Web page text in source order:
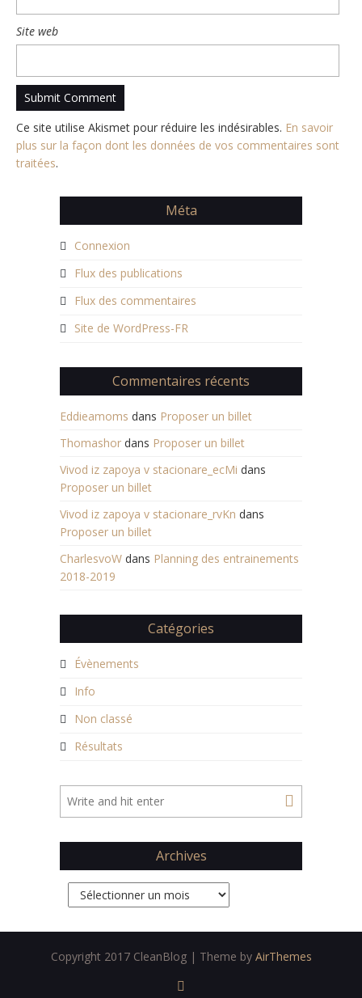
Site web
Ce site utilise Akismet pour réduire les indésirables. En savoir
plus sur la façon dont les données de vos commentaires sont
traitées.
Méta
Connexion
Flux des publications
Flux des commentaires
Site de WordPress-FR
Commentaires récents
Eddieamoms dans Proposer un billet
Thomashor dans Proposer un billet
Vivod iz zapoya v stacionare_ecMi dans
Proposer un billet
Vivod iz zapoya v stacionare_rvKn dans
Proposer un billet
CharlesvoW dans Planning des entrainements
2018-2019
Catégories
Évènements
Info
Non classé
Résultats
Archives
Archives
Copyright 2017 CleanBlog | Theme by AirThemes